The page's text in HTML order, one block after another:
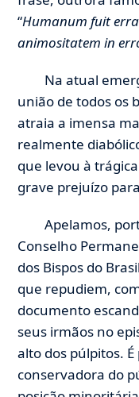
“Humanum fuit
animositatem in
Na atual
união de todos os
atraia a imensa
realmente
que levou à
grave prejuízo
Apelamos,
Conselho
dos Bispos do
que repudiem,
documento
seus irmãos no
alto dos púlpitos.
conservadora do